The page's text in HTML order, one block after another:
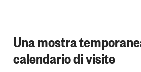
Una mostra
calendario di visite